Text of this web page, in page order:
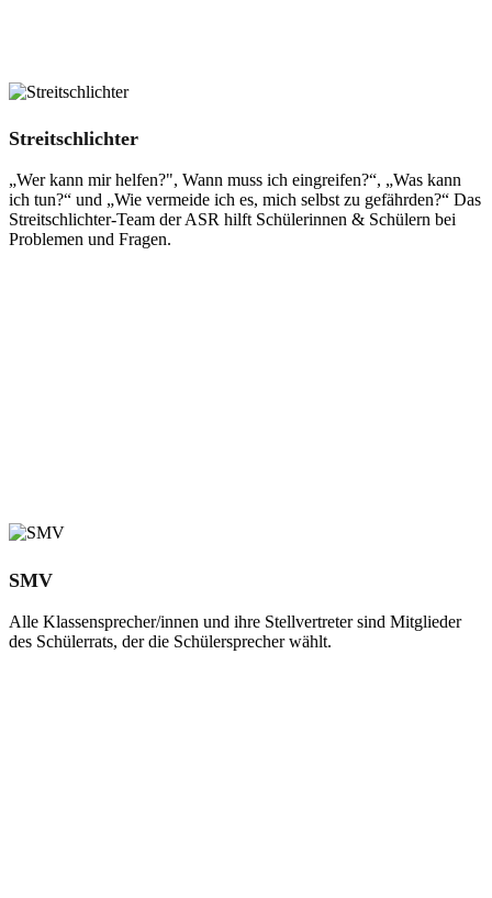
Streitschlichter
„Wer kann mir helfen?", Wann muss ich eingreifen?“, „Was kann
ich tun?“ und „Wie vermeide ich es, mich selbst zu gefährden?“ Das
Streitschlichter-Team der ASR hilft Schülerinnen & Schülern bei
Problemen und Fragen.
SMV
Alle Klassensprecher/innen und ihre Stellvertreter sind Mitglieder
des Schülerrats, der die Schülersprecher wählt.